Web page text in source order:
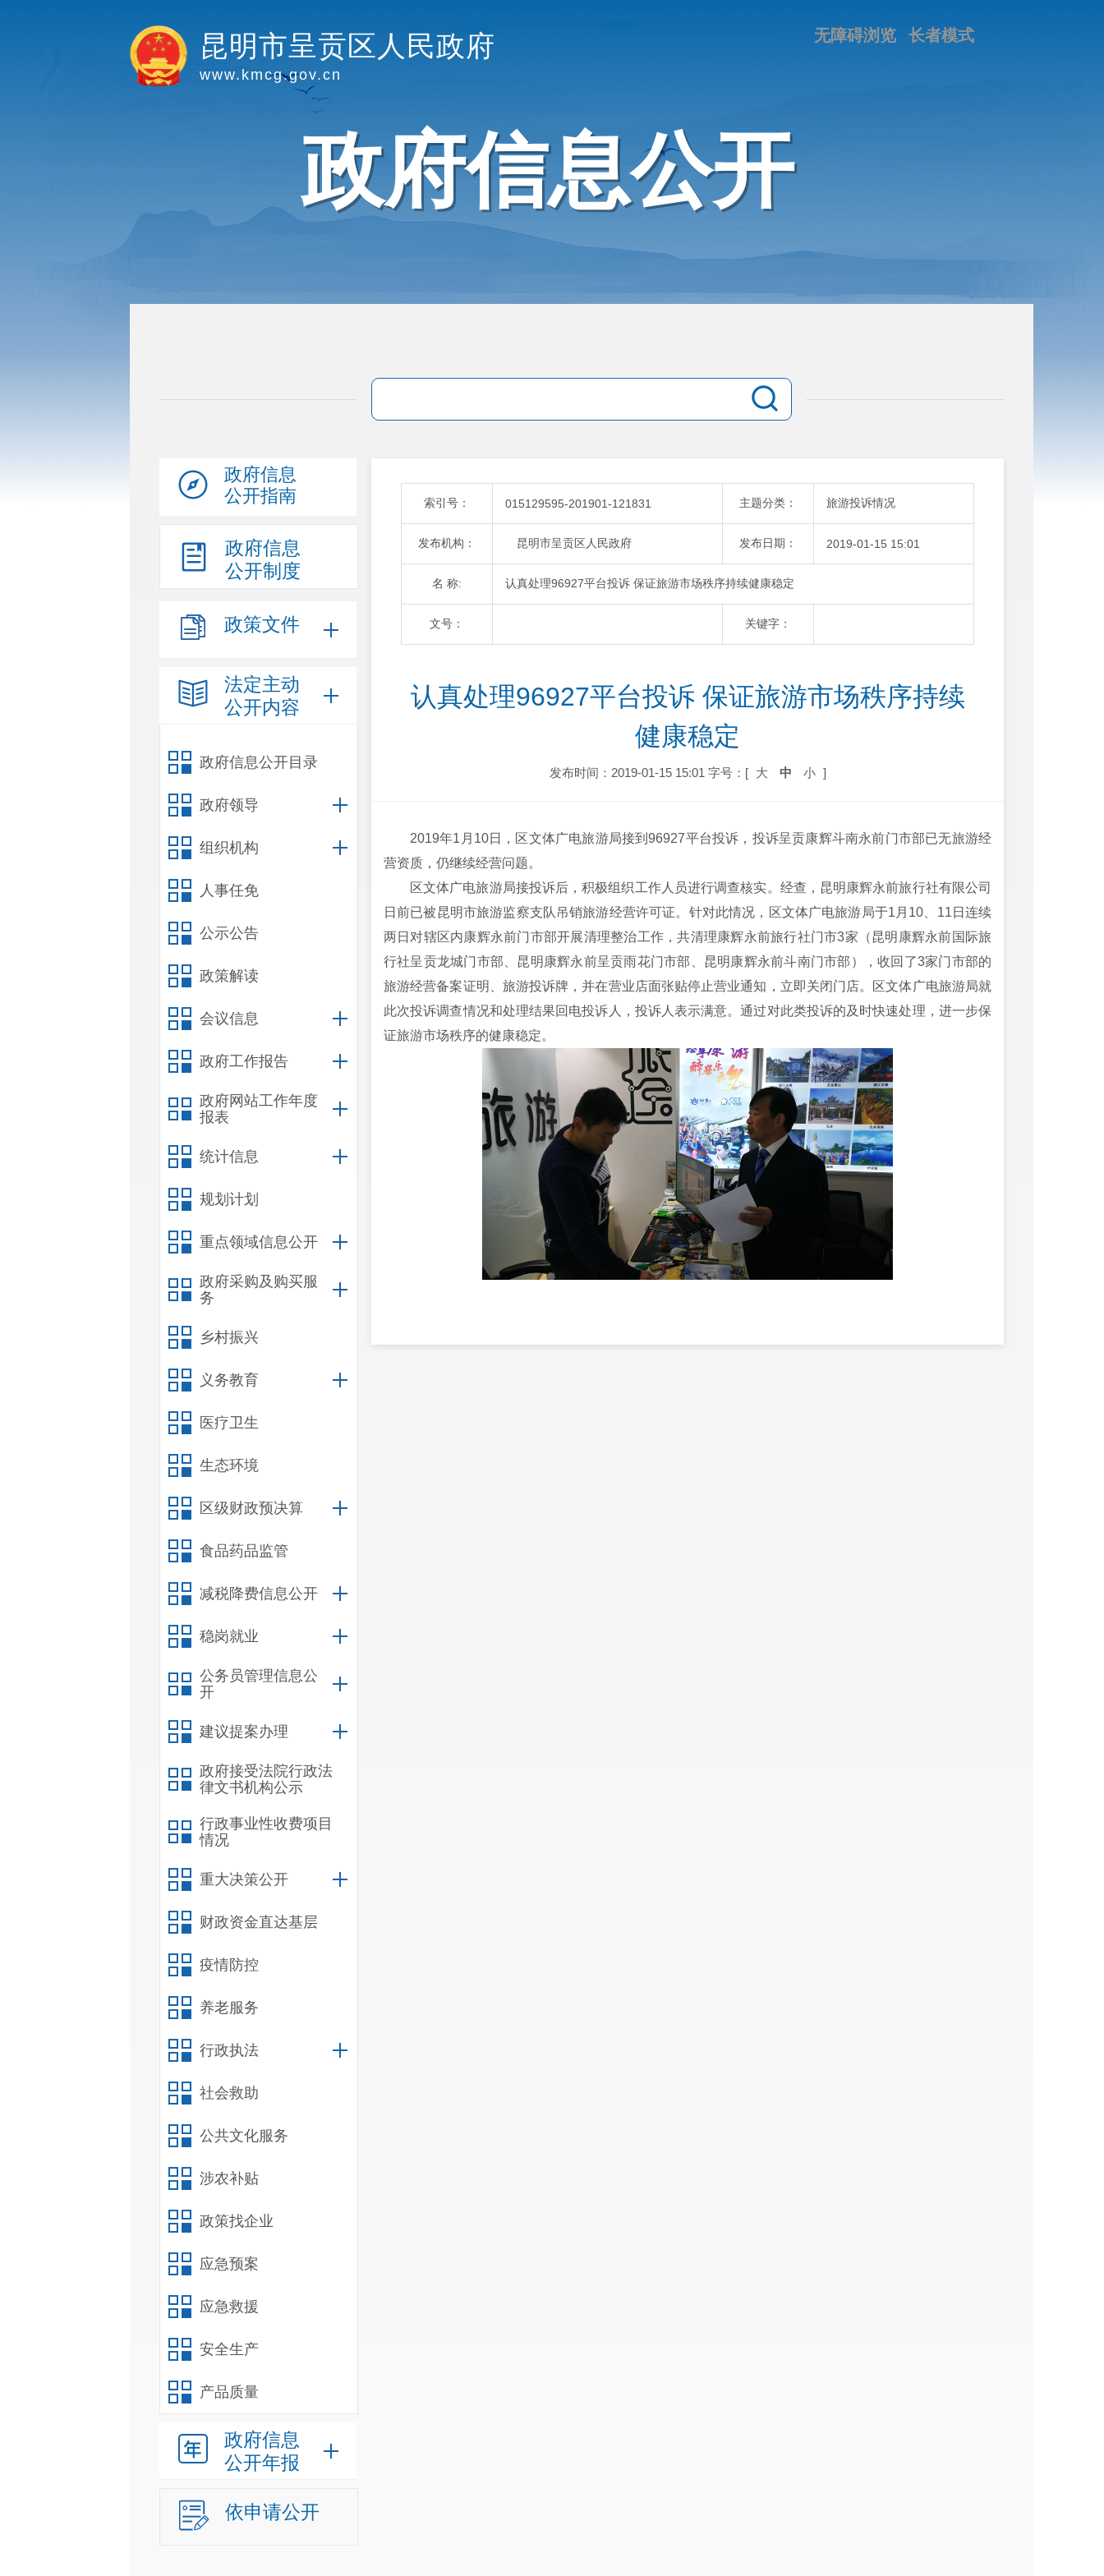
昆明市呈贡区人民政府
www.kmcg.gov.cn
长者模式
无障碍浏览
政府信息公开
政府信息
公开指南
政府信息
公开制度
政策文件
法定主动
公开内容
政府信息公开目录
政府领导
组织机构
人事任免
公示公告
政策解读
会议信息
政府工作报告
政府网站工作年度
报表
统计信息
规划计划
重点领域信息公开
政府采购及购买服
务
乡村振兴
义务教育
医疗卫生
生态环境
区级财政预决算
食品药品监管
减税降费信息公开
稳岗就业
公务员管理信息公
开
建议提案办理
政府接受法院行政法
律文书机构公示
行政事业性收费项目
情况
重大决策公开
财政资金直达基层
疫情防控
养老服务
行政执法
社会救助
公共文化服务
涉农补贴
政策找企业
应急预案
应急救援
安全生产
产品质量
政府信息
公开年报
依申请公开
索引号： 015129595-201901-121831 主题分类： 旅游投诉情况
发布机构： 昆明市呈贡区人民政府 发布日期： 2019-01-15 15:01
名 称: 认真处理96927平台投诉 保证旅游市场秩序持续健康稳定
文号： 关键字：
认真处理96927平台投诉 保证旅游市场秩序持续
健康稳定
发布时间：2019-01-15 15:01 字号：[ 大 中 小 ]
2019年1月10日，区文体广电旅游局接到96927平台投诉，投诉呈贡康辉斗南永前门市部已无旅游经
营资质，仍继续经营问题。
区文体广电旅游局接投诉后，积极组织工作人员进行调查核实。经查，昆明康辉永前旅行社有限公司
日前已被昆明市旅游监察支队吊销旅游经营许可证。针对此情况，区文体广电旅游局于1月10、11日连续
两日对辖区内康辉永前门市部开展清理整治工作，共清理康辉永前旅行社门市3家（昆明康辉永前国际旅
行社呈贡龙城门市部、昆明康辉永前呈贡雨花门市部、昆明康辉永前斗南门市部），收回了3家门市部的
旅游经营备案证明、旅游投诉牌，并在营业店面张贴停止营业通知，立即关闭门店。区文体广电旅游局就
此次投诉调查情况和处理结果回电投诉人，投诉人表示满意。通过对此类投诉的及时快速处理，进一步保
证旅游市场秩序的健康稳定。